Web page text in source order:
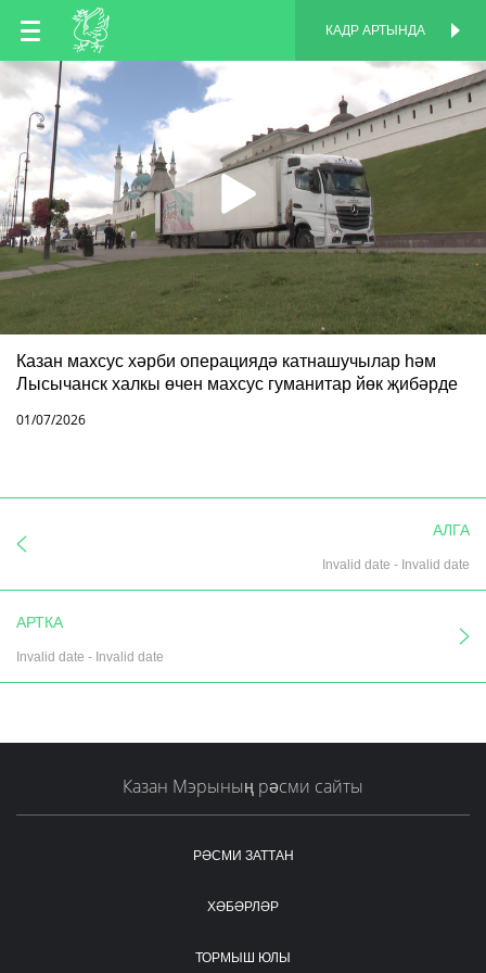
TT
RU
КАДР АРТЫНДА
Казан махсус хәрби операциядә катнашучылар һәм
Лысычанск халкы өчен махсус гуманитар йөк җибәрде
01/07/2026
АЛГА
Invalid date - Invalid date
АРТКА
Invalid date - Invalid date
Казан Мэрының рәсми сайты
РӘСМИ ЗАТТАН
ХӘБӘРЛӘР
ТОРМЫШ ЮЛЫ
КАДР АРТЫНДА